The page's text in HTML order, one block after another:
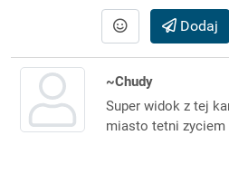
Dodaj
~Chudy
Super widok z tej
miasto tetni zyciem